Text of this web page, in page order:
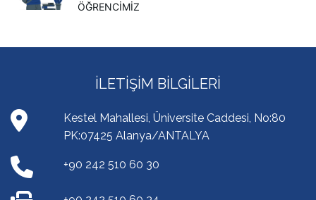
ÖĞRENCİMİZ
İLETIŞIM BILGILERI
Kestel Mahallesi, Üniversite Caddesi, No:80
PK:07425 Alanya/ANTALYA
+90 242 510 60 30